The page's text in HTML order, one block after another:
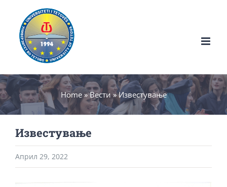
Home»Вести»Известување
Известување
Април 29, 2022